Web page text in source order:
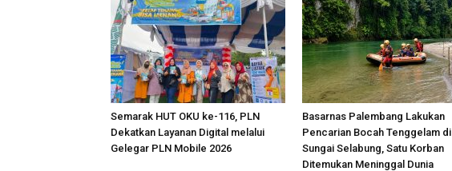
Semarak HUT OKU ke-116, PLN
Dekatkan Layanan Digital melalui
Gelegar PLN Mobile 2026
Basarnas Palembang Lakukan
Pencarian Bocah Tenggelam di
Sungai Selabung, Satu Korban
Ditemukan Meninggal Dunia